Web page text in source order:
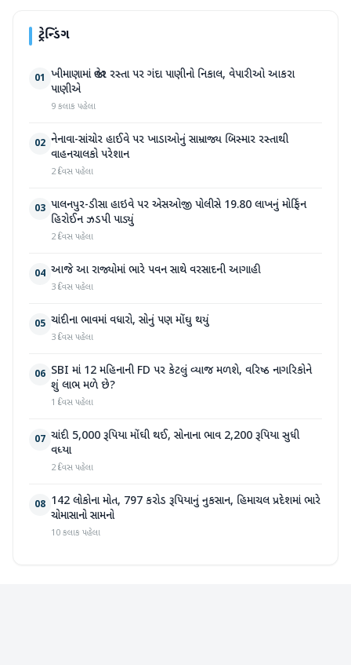
ટ્રેન્ડિંગ
01 ખીમાણામાં જાહેર રસ્તા પર ગંદા પાણીનો નિકાલ, વેપારીઓ આકરા
પાણીએ
9 કલાક પહેલા
02 નેનાવા-સાંચોર હાઈવે પર ખાડાઓનું સામ્રાજ્ય બિસ્માર રસ્તાથી
વાહનચાલકો પરેશાન
2 દિવસ પહેલા
03 પાલનપુર-ડીસા હાઇવે પર એસઓજી પોલીસે 19.80 લાખનું મોર્ફિન
હિરોઈન ઝડપી પાડ્યું
2 દિવસ પહેલા
04 આજે આ રાજ્યોમાં ભારે પવન સાથે વરસાદની આગાહી
3 દિવસ પહેલા
05 ચાંદીના ભાવમાં વધારો, સોનું પણ મોંઘુ થયું
3 દિવસ પહેલા
06 SBI માં 12 મહિનાની FD પર કેટલું વ્યાજ મળશે, વરિષ્ઠ નાગરિકોને
શું લાભ મળે છે?
1 દિવસ પહેલા
07 ચાંદી 5,000 રૂપિયા મોંઘી થઈ, સોનાના ભાવ 2,200 રૂપિયા સુધી
વધ્યા
2 દિવસ પહેલા
08 142 લોકોના મોત, 797 કરોડ રૂપિયાનું નુકસાન, હિમાચલ પ્રદેશમાં ભારે
ચોમાસાનો સામનો
10 કલાક પહેલા